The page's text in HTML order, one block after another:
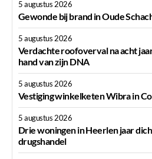
5 augustus 2026
Gewonde bij brand in Oude
5 augustus 2026
Verdachte roofoverval na acht
hand van zijn DNA
5 augustus 2026
Vestiging winkelketen Wibra in
5 augustus 2026
Drie woningen in Heerlen jaar
drugshandel